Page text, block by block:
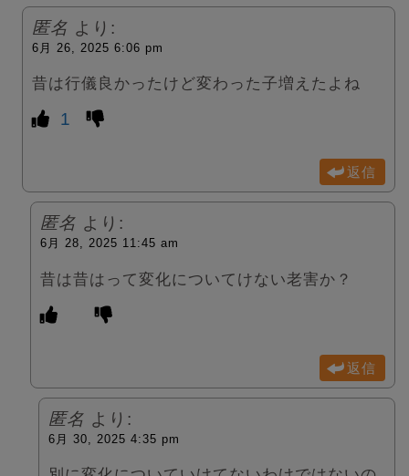
匿名 より:
6月 26, 2025 6:06 pm
昔は行儀良かったけど変わった子増えたよね
1
返信
匿名 より:
6月 28, 2025 11:45 am
昔は昔はって変化についてけない老害か？
返信
匿名 より:
6月 30, 2025 4:35 pm